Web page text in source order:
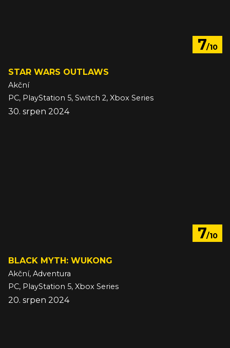
7/10
STAR WARS OUTLAWS
Akční
PC, PlayStation 5, Switch 2, Xbox Series
30. srpen 2024
7/10
BLACK MYTH: WUKONG
Akční, Adventura
PC, PlayStation 5, Xbox Series
20. srpen 2024